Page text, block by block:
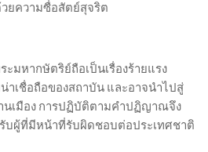
ความซื่อสัตย์สุจริต
มหากษัตริย์ถือเป็นเรื่องร้ายแรง
าเชื่อถือของสถาบัน และอาจนำไปสู่
นเมือง การปฏิบัติตามคำปฏิญาณจึง
บผู้ที่มีหน้าที่รับผิดชอบต่อประเทศชาติ